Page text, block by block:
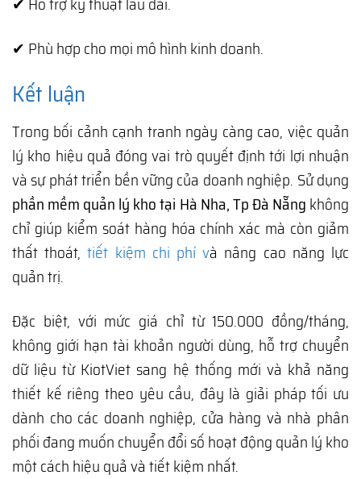
✔ Phù hợp cho mọi mô hình kinh doanh.
Kết luận
Trong bối cảnh cạnh tranh ngày càng cao, việc quản
lý kho hiệu quả đóng vai trò quyết định tới lợi nhuận
và sự phát triển bền vững của doanh nghiệp. Sử dụng
phần mềm quản lý kho tại Hà Nha, Tp Đà Nẵng không
chỉ giúp kiểm soát hàng hóa chính xác mà còn giảm
thất thoát, tiết kiệm chi phí và nâng cao năng lực
quản trị.
Đặc biệt, với mức giá chỉ từ 150.000 đồng/tháng,
không giới hạn tài khoản người dùng, hỗ trợ chuyển
dữ liệu từ KiotViet sang hệ thống mới và khả năng
thiết kế riêng theo yêu cầu, đây là giải pháp tối ưu
dành cho các doanh nghiệp, cửa hàng và nhà phân
phối đang muốn chuyển đổi số hoạt động quản lý kho
một cách hiệu quả và tiết kiệm nhất.